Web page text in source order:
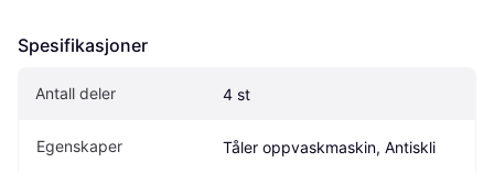
Spesifikasjoner
Antall deler 4 st
Egenskaper Tåler oppvaskmaskin, Antiskli